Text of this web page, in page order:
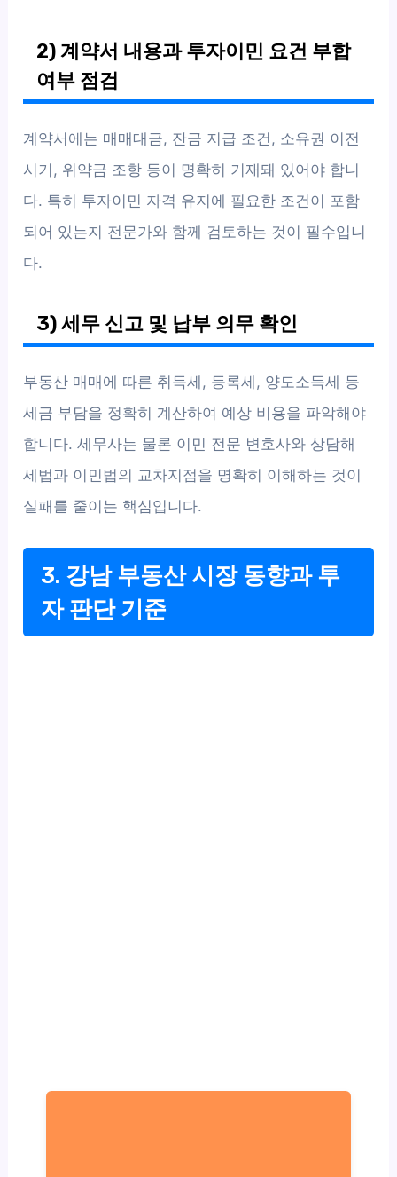
2) 계약서 내용과 투자이민 요건 부합
여부 점검
계약서에는 매매대금, 잔금 지급 조건, 소유권 이전
시기, 위약금 조항 등이 명확히 기재돼 있어야 합니
다. 특히 투자이민 자격 유지에 필요한 조건이 포함
되어 있는지 전문가와 함께 검토하는 것이 필수입니
다.
3) 세무 신고 및 납부 의무 확인
부동산 매매에 따른 취득세, 등록세, 양도소득세 등
세금 부담을 정확히 계산하여 예상 비용을 파악해야
합니다. 세무사는 물론 이민 전문 변호사와 상담해
세법과 이민법의 교차지점을 명확히 이해하는 것이
실패를 줄이는 핵심입니다.
3. 강남 부동산 시장 동향과 투
자 판단 기준